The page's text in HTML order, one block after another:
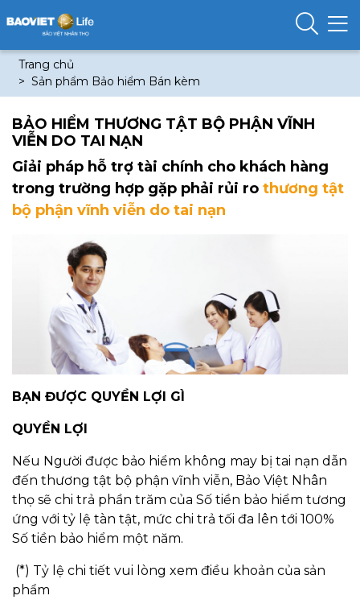
Trang chủ
Sản phẩm Bảo hiểm Bán kèm
BẢO HIỂM THƯƠNG TẬT BỘ PHẬN VĨNH
VIỄN DO TAI NẠN
Giải pháp hỗ trợ tài chính cho khách hàng
trong trường hợp gặp phải rủi ro thương tật
bộ phận vĩnh viễn do tai nạn
BẠN ĐƯỢC QUYỀN LỢI GÌ
QUYỀN LỢI
Nếu Người được bảo hiểm không may bị tai nạn dẫn
đến thương tật bộ phận vĩnh viễn, Bảo Việt Nhân
thọ sẽ chi trả phần trăm của Số tiền bảo hiểm tương
ứng với tỷ lệ tàn tật, mức chi trả tối đa lên tới 100%
Số tiền bảo hiểm một năm.
(*) Tỷ lệ chi tiết vui lòng xem điều khoản của sản
phẩm